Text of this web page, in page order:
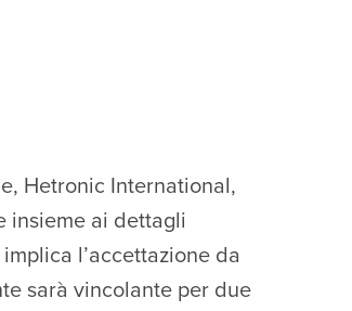
Hetronic International,
insieme ai dettagli
l’accettazione da
sarà vincolante per due